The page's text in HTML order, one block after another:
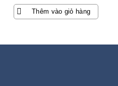
gốc
là:
hiện
tại
Thêm vào giỏ hàng